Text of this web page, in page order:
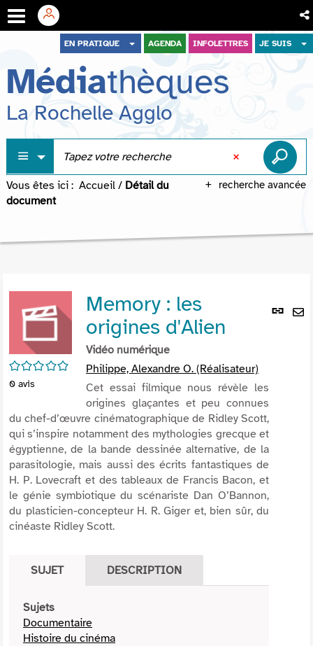
menu
contenu
recherche
EN PRATIQUE AGENDA INFOLETTRES JE SUIS
Médiathèques
La Rochelle Agglo
recherche avancée
Vous êtes ici : Accueil / Détail du
document
Lien
/5
0 avis
Memory : les
origines d'Alien
Vidéo numérique
Philippe, Alexandre O. (Réalisateur)
Cet essai filmique nous révèle les
origines glaçantes et peu connues
du chef-d’œuvre cinématographique de Ridley Scott,
qui s’inspire notamment des mythologies grecque et
égyptienne, de la bande dessinée alternative, de la
parasitologie, mais aussi des écrits fantastiques de
H. P. Lovecraft et des tableaux de Francis Bacon, et
le génie symbiotique du scénariste Dan O’Bannon,
du plasticien-concepteur H. R. Giger et, bien sûr, du
cinéaste Ridley Scott.
SUJET DESCRIPTION
Sujets
Documentaire
Histoire du cinéma